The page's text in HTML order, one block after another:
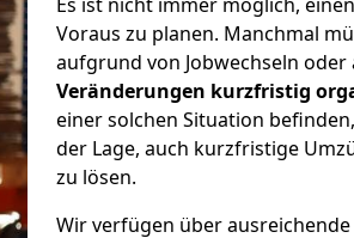
Voraus zu planen. Manchmal
aufgrund von Jobwechseln
Veränderungen kurzfristig
einer solchen Situation
der Lage, auch kurzfristige
zu lösen.
Wir verfügen über